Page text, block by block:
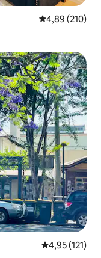
4,89 de uma
4,89 (210)
4,95 de uma
4,95 (121)